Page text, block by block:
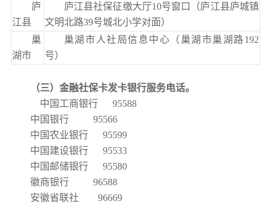
庐
江县
庐江县社保征缴大厅10号窗口（庐江县庐城镇
文明北路39号城北小学对面）
巢
湖市
巢湖市人社局信息中心（巢湖市巢湖路192
号）
（三）金融社保卡发卡银行服务电话。
中国工商银行 95588
中国银行 95566
中国农业银行 95599
中国建设银行 95533
中国邮储银行 95580
徽商银行 96588
安徽省联社 96669